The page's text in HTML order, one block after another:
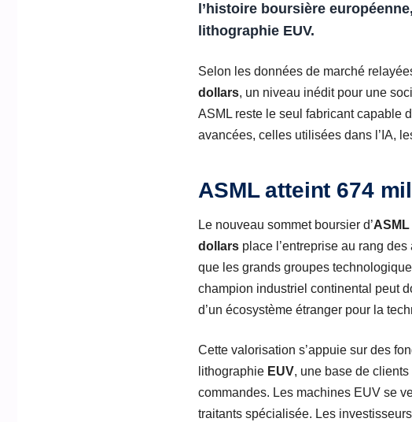
l’histoire boursière
lithographie EUV.
Selon les données de marché
dollars, un niveau inédit pour une
ASML reste le seul fabricant capable
avancées, celles utilisées dans l’IA,
ASML atteint 674
Le nouveau sommet boursier d’ASML
dollars place l’entreprise au rang
que les grands groupes
champion industriel continental peut
d’un écosystème étranger pour la
Cette valorisation s’appuie sur des
lithographie EUV, une base de
commandes. Les machines EUV se
traitants spécialisée. Les